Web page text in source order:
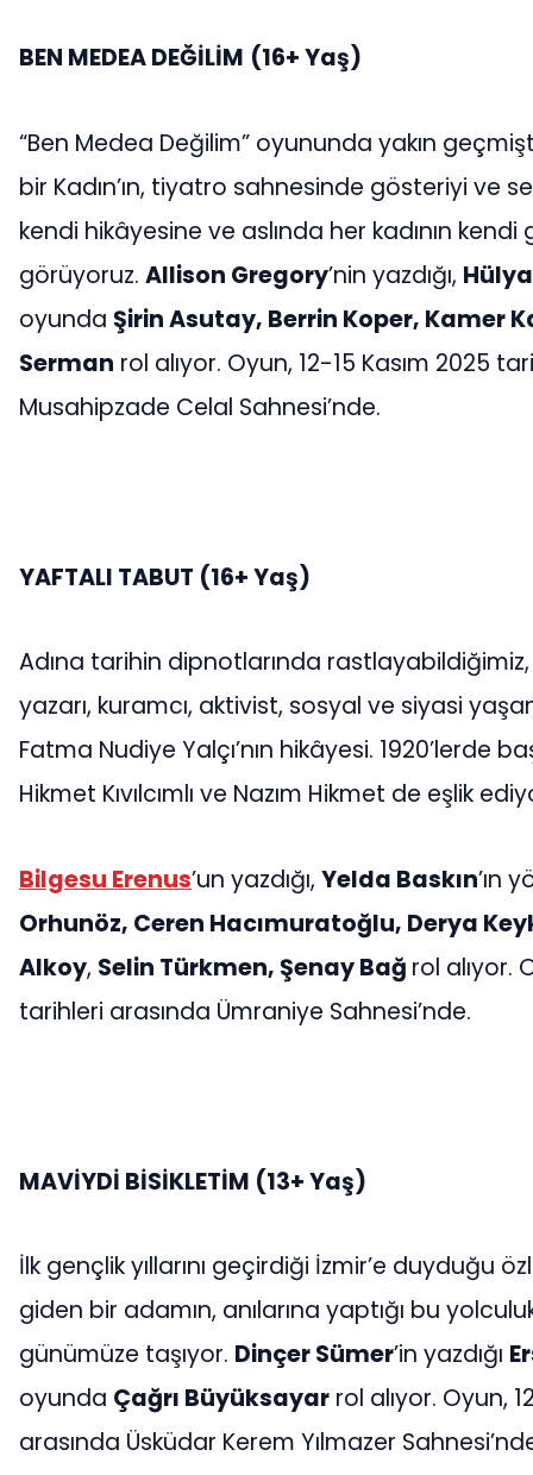
BEN MEDEA DEĞİLİM (16+ Yaş)
“Ben Medea Değilim” oyununda yakın
bir Kadın’ın, tiyatro sahnesinde gösteriyi ve
kendi hikâyesine ve aslında her kadının
görüyoruz. Allison Gregory’nin yazdığı,
oyunda Şirin Asutay, Berrin Koper, Kamer
Serman rol alıyor. Oyun, 12-15 Kasım 2025
Musahipzade Celal Sahnesi’nde.
YAFTALI TABUT (16+ Yaş)
Adına tarihin dipnotlarında rastlayabildiğimiz,
yazarı, kuramcı, aktivist, sosyal ve siyasi
Fatma Nudiye Yalçı’nın hikâyesi. 1920’lerde
Hikmet Kıvılcımlı ve Nazım Hikmet de eşlik
Bilgesu Erenus’un yazdığı, Yelda Baskın’ın
Orhunöz, Ceren Hacımuratoğlu, Derya
Alkoy, Selin Türkmen, Şenay Bağ rol alıyor.
tarihleri arasında Ümraniye Sahnesi’nde.
MAVİYDİ BİSİKLETİM (13+ Yaş)
İlk gençlik yıllarını geçirdiği İzmir’e duyduğu
giden bir adamın, anılarına yaptığı bu
günümüze taşıyor. Dinçer Sümer’in yazdığı
oyunda Çağrı Büyüksayar rol alıyor. Oyun,
arasında Üsküdar Kerem Yılmazer